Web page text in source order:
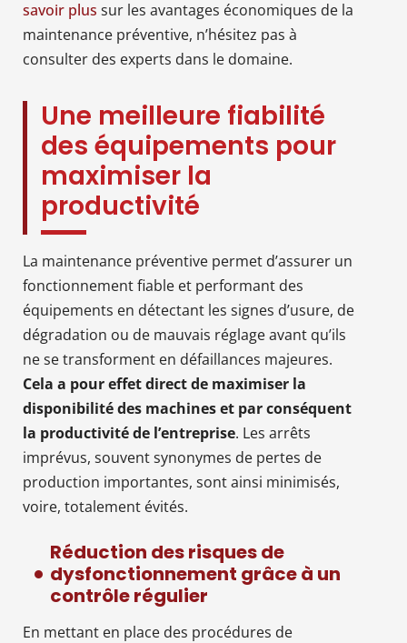
savoir plus sur les avantages économiques de la
maintenance préventive, n’hésitez pas à
consulter des experts dans le domaine.
Une meilleure fiabilité
des équipements pour
maximiser la
productivité
La maintenance préventive permet d’assurer un
fonctionnement fiable et performant des
équipements en détectant les signes d’usure, de
dégradation ou de mauvais réglage avant qu’ils
ne se transforment en défaillances majeures.
Cela a pour effet direct de maximiser la
disponibilité des machines et par conséquent
la productivité de l’entreprise. Les arrêts
imprévus, souvent synonymes de pertes de
production importantes, sont ainsi minimisés,
voire, totalement évités.
Réduction des risques de
dysfonctionnement grâce à un
contrôle régulier
En mettant en place des procédures de